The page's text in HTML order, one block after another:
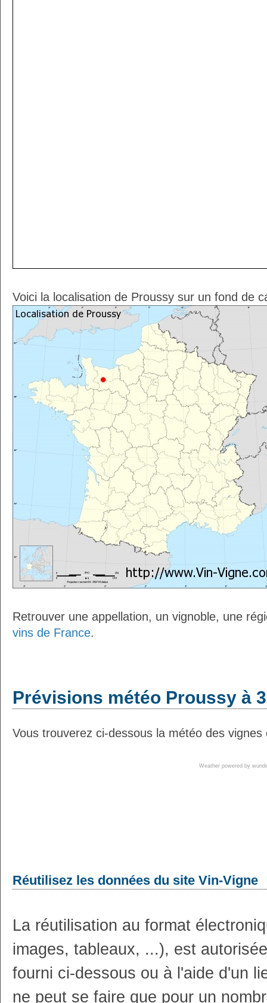
Voici la localisation de Proussy sur un fond de
Retrouver une appellation, un vignoble, une
vins de France.
Prévisions météo Proussy à
Vous trouverez ci-dessous la météo des
Weather powered by
Réutilisez les données du site Vin-Vigne
La réutilisation au format
images, tableaux, ...), est
fourni ci-dessous ou à l'aide d'un
ne peut se faire que pour un